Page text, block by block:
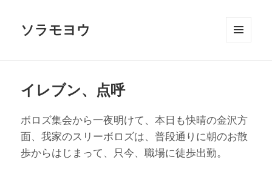
ソラモヨウ
イレブン、点呼
ボロズ集会から一夜明けて、本日も快晴の金沢方
面、我家のスリーボロズは、普段通りに朝のお散
歩からはじまって、只今、職場に徒歩出勤。